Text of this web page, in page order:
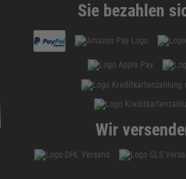
Sie bezahlen
Wir